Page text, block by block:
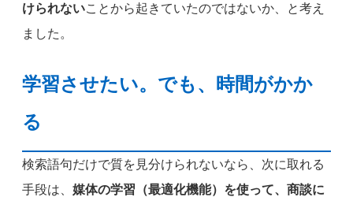
けられないことから起きていたのではないか、と考え
ました。
学習させたい。でも、時間がかか
る
検索語句だけで質を見分けられないなら、次に取れる
手段は、 媒体の学習（最適化機能）を使って、商談に